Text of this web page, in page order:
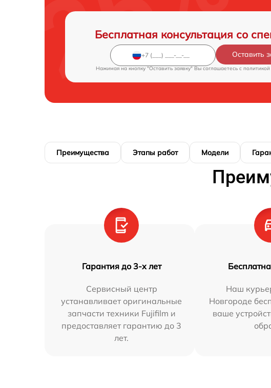
Бесплатная консультация со
Оставить
Нажимая на кнопку "Оставить заявку" Вы соглашаетесь c
Преимущества Этапы работ Модели
Гарантия до 3-х лет
Сервисный центр
устанавливает оригинальные
запчасти техники Fujifilm и
предоставляет гарантию до 3
лет.
Наш
Новгороде
ваше